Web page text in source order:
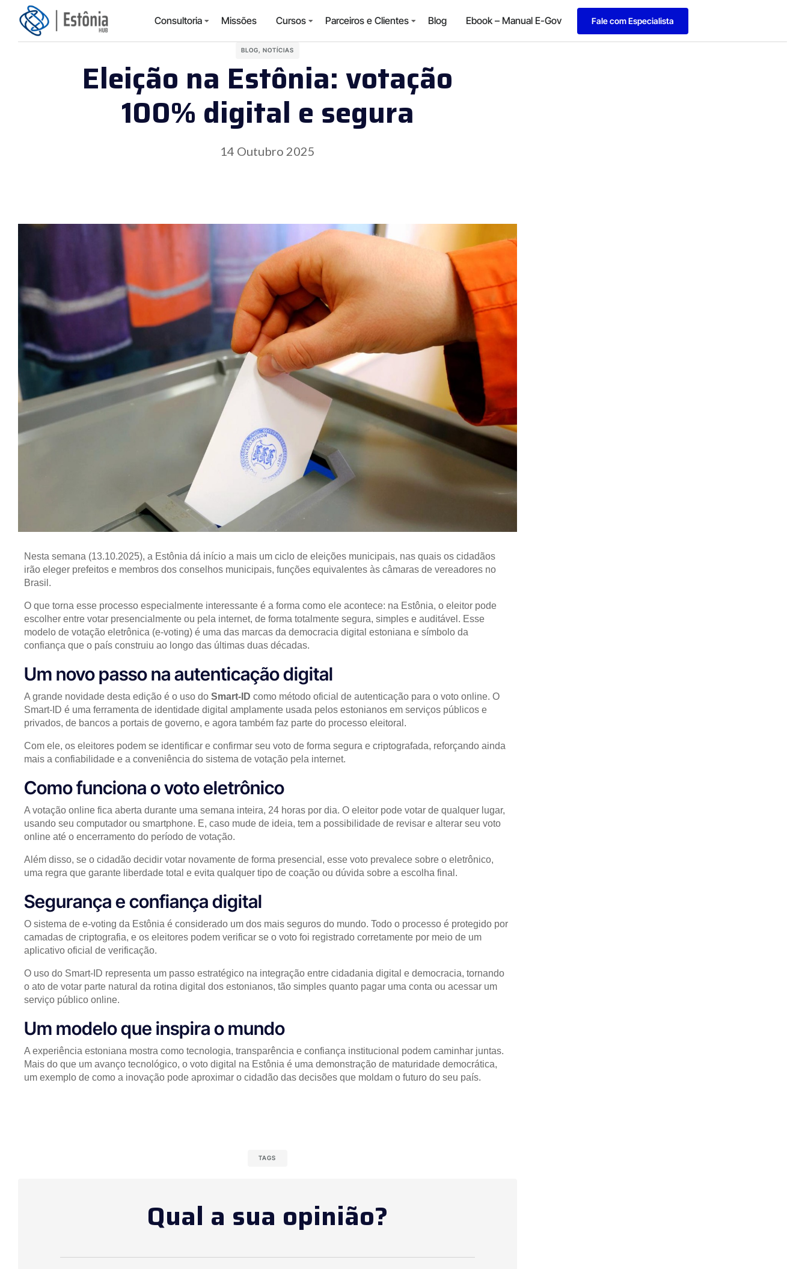
Consultoria Missões Cursos Parceiros e Clientes Blog Ebook – Manual E-Gov Fale com Especialista
BLOG, NOTÍCIAS
Eleição na Estônia: votação
100% digital e segura
14 Outubro 2025
Nesta semana (13.10.2025), a Estônia dá início a mais um ciclo de eleições municipais, nas quais os cidadãos
irão eleger prefeitos e membros dos conselhos municipais, funções equivalentes às câmaras de vereadores no
Brasil.
O que torna esse processo especialmente interessante é a forma como ele acontece: na Estônia, o eleitor pode
escolher entre votar presencialmente ou pela internet, de forma totalmente segura, simples e auditável. Esse
modelo de votação eletrônica (e-voting) é uma das marcas da democracia digital estoniana e símbolo da
confiança que o país construiu ao longo das últimas duas décadas.
Um novo passo na autenticação digital
A grande novidade desta edição é o uso do Smart-ID como método oficial de autenticação para o voto online. O
Smart-ID é uma ferramenta de identidade digital amplamente usada pelos estonianos em serviços públicos e
privados, de bancos a portais de governo, e agora também faz parte do processo eleitoral.
Com ele, os eleitores podem se identificar e confirmar seu voto de forma segura e criptografada, reforçando ainda
mais a confiabilidade e a conveniência do sistema de votação pela internet.
Como funciona o voto eletrônico
A votação online fica aberta durante uma semana inteira, 24 horas por dia. O eleitor pode votar de qualquer lugar,
usando seu computador ou smartphone. E, caso mude de ideia, tem a possibilidade de revisar e alterar seu voto
online até o encerramento do período de votação.
Além disso, se o cidadão decidir votar novamente de forma presencial, esse voto prevalece sobre o eletrônico,
uma regra que garante liberdade total e evita qualquer tipo de coação ou dúvida sobre a escolha final.
Segurança e confiança digital
O sistema de e-voting da Estônia é considerado um dos mais seguros do mundo. Todo o processo é protegido por
camadas de criptografia, e os eleitores podem verificar se o voto foi registrado corretamente por meio de um
aplicativo oficial de verificação.
O uso do Smart-ID representa um passo estratégico na integração entre cidadania digital e democracia, tornando
o ato de votar parte natural da rotina digital dos estonianos, tão simples quanto pagar uma conta ou acessar um
serviço público online.
Um modelo que inspira o mundo
A experiência estoniana mostra como tecnologia, transparência e confiança institucional podem caminhar juntas.
Mais do que um avanço tecnológico, o voto digital na Estônia é uma demonstração de maturidade democrática,
um exemplo de como a inovação pode aproximar o cidadão das decisões que moldam o futuro do seu país.
TAGS
Qual a sua opinião?